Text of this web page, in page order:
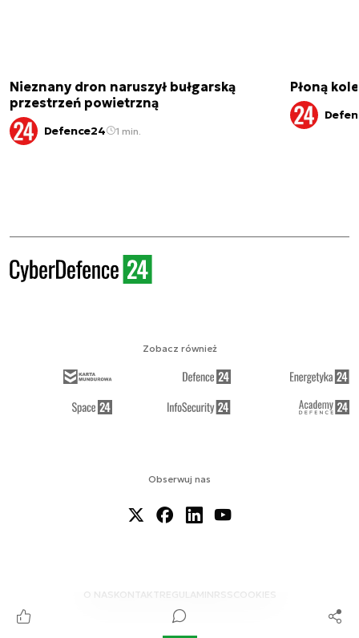
Nieznany dron naruszył bułgarską
przestrzeń powietrzną
Defence24 1 min.
Płoną
Obserwuj nas
O NAS KONTAKTREGULAMINRSS COOKIES
Zobacz również